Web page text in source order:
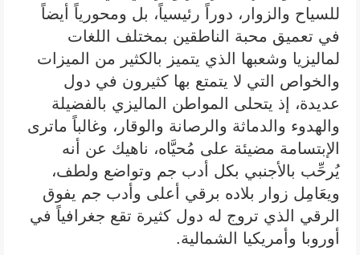
للسياح والزوار، دوراً رئيسياً، بل ومحورياً أيضاً
في تعميق محبة الناطقين بمختلف اللغات
لماليزيا وشعبها الذي يتميز بالكثير من الميزات
والخواص التي لا يتمتع بها كثيرون في دول
عديدة، إذ يتحلى المواطن الماليزي بالفضيلة
والهدوء والدماثة والرصانة والوقار، وغالباً ماترى
الإبتسامة مضيئة على مُحيَّاه، ناهيك عن أنه
يُرحِّب بالأجنبي بكل أدب جم وتواضع ولطف،
ويعَامِل زوار بلاده برقي أعلى وأدب جم يفوق
الرقي الذي تروج له دول كثيرة تقع جغرافياً في
أوروبا وأمريكيا الشمالية.